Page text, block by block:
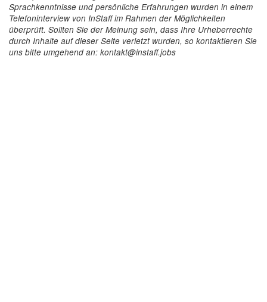
Sprachkenntnisse und persönliche Erfahrungen wurden in einem
Telefoninterview von InStaff im Rahmen der Möglichkeiten
überprüft. Sollten Sie der Meinung sein, dass Ihre Urheberrechte
durch Inhalte auf dieser Seite verletzt wurden, so kontaktieren Sie
uns bitte umgehend an: kontakt@instaff.jobs